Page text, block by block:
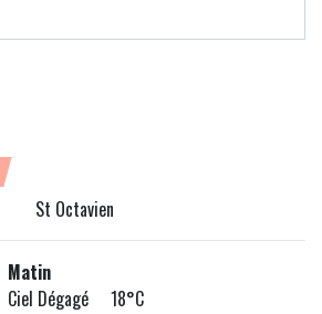
St Octavien
Matin
Ciel Dégagé 18°C